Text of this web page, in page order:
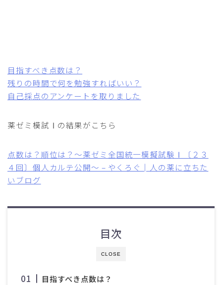
目指すべき点数は？
残りの時間で何を勉強すればいい？
自己採点のアンケートを取りました
薬ゼミ模試Ⅰの結果がこちら
点数は？順位は？～薬ゼミ全国統一模擬試験Ⅰ〔２３
４回〕個人カルテ公開～ – やくろぐ│人の薬に立ちた
いブログ
CLOSE
目次
目指すべき点数は？